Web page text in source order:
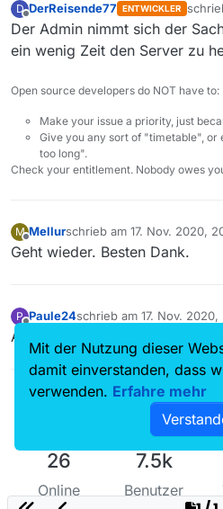
D
Offline
DerReisende77 ENTWICKLER
Der Admin nimmt sich der
ein wenig Zeit den Server zu
Open source developers do NOT have to:
Make your issue a priority, just
Give you any sort of "timetable", or
too long".
Check your entitlement. Nobody owes
M
Offline
Mellurschrieb am 17. Nov. 2020,
zuletzt editiert von
Geht wieder. Besten Dank.
P Paule24schrieb am 17. Nov. 2020,
zuletzt editiert von
Auch von mir vielen, vielen Dank
26
Online
7.5k
Benutzer
Mit der Nutzung dieser
damit einverstanden, dass
verwenden. Erfahre mehr